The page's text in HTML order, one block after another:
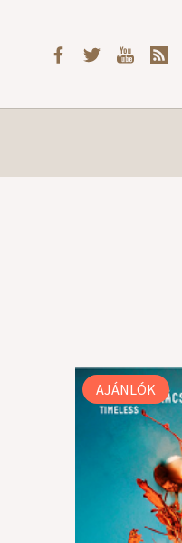
AJÁNLÓK